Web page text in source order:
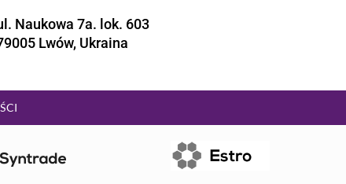
Naukowa 7a. lok. 603
Lwów, Ukraina